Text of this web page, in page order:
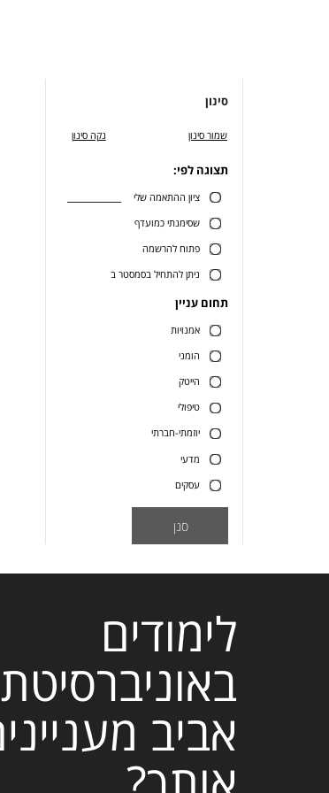
סינון
שמור סינון נקה סינון
תצוגה לפי:
ציון ההתאמה שלי
שסימנתי כמועדף
פתוח להרשמה
ניתן להתחיל בסמסטר ב
תחום עניין
אמנויות
הומני
הייטק
טיפולי
יוזמתי-חברתי
מדעי
עסקים
סנן
לימודים
אביב